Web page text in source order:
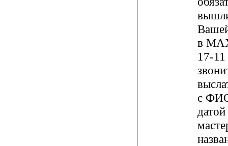
в
17-11
с